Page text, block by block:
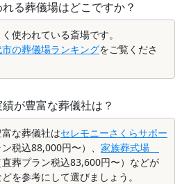
る葬儀場はどこですか？
使われている斎場です。
市の葬儀場ランキングをご覧くださ
が豊富な葬儀社は？
な葬儀社はセレモニーさくらサポー
ン税込88,000円〜）、 家族葬式場
直葬プラン税込83,600円〜）などが
を参考にして選びましょう。